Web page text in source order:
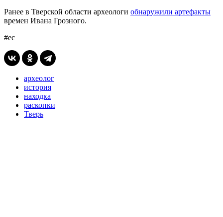
Ранее в Тверской области археологи обнаружили артефакты
времен Ивана Грозного.
#ес
археолог
история
находка
раскопки
Тверь